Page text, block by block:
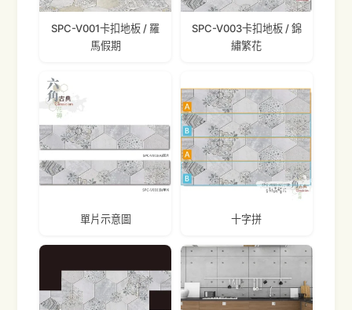
SPC-V001卡扣地板 / 羅
馬假期
SPC-V003卡扣地板 / 錦
繡繁花
單片示意圖 十字拼